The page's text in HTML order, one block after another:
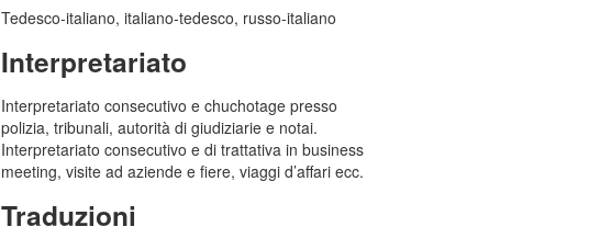
Tedesco-italiano, italiano-tedesco, russo-italiano
Interpretariato
Interpretariato consecutivo e chuchotage presso
polizia, tribunali, autorità di giudiziarie e notai.
Interpretariato consecutivo e di trattativa in business
meeting, visite ad aziende e fiere, viaggi d’affari ecc.
Traduzioni